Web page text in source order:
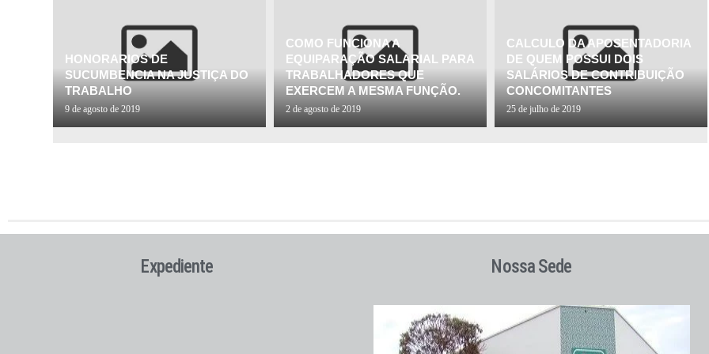
HONORARIOS DE
SUCUMBENCIA NA JUSTIÇA DO
TRABALHO
9 de agosto de 2019
COMO FUNCIONA A
EQUIPARAÇÃO SALARIAL PARA
TRABALHADORES QUE
EXERCEM A MESMA FUNÇÃO.
2 de agosto de 2019
CALCULO DA APOSENTADORIA
DE QUEM POSSUI DOIS
SALÁRIOS DE CONTRIBUIÇÃO
CONCOMITANTES
25 de julho de 2019
Expediente Nossa Sede